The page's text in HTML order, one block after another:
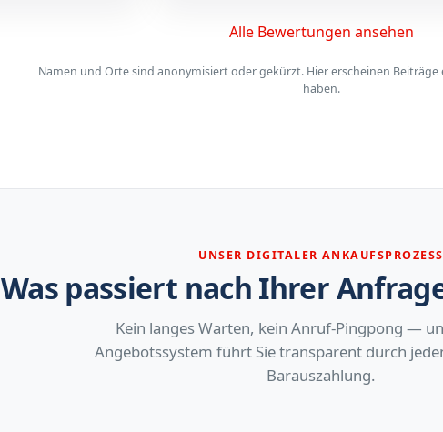
Alle Bewertungen ansehen
Namen und Orte sind anonymisiert oder gekürzt. Hier erscheinen
haben.
UNSER DIGITALER ANKAUFSPROZESS
Was passiert nach Ihrer
Kein langes Warten, kein Anruf-Pingpong —
Angebotssystem führt Sie transparent durch
Barauszahlung.